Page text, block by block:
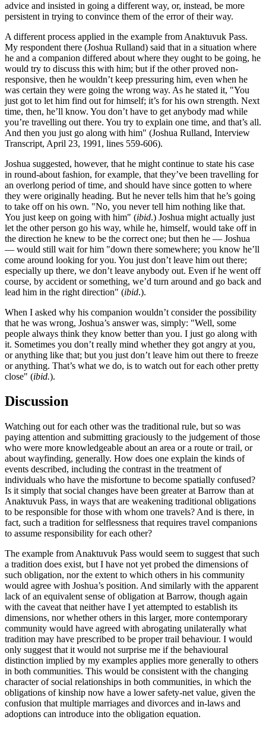
advice and insisted in going a different way, or, instead, be more
persistent in trying to convince them of the error of their way.
A different process applied in the example from Anaktuvuk Pass.
My respondent there (Joshua Rulland) said that in a situation where
he and a companion differed about where they ought to be going, he
would try to discuss this with him; but if the other proved non-
responsive, then he wouldn’t keep pressuring him, even when he
was certain they were going the wrong way. As he stated it, "You
just got to let him find out for himself; it’s for his own strength. Next
time, then, he’ll know. You don’t have to get anybody mad while
you’re travelling out there. You try to explain one time, and that’s all.
And then you just go along with him" (Joshua Rulland, Interview
Transcript, April 23, 1991, lines 559-606).
Joshua suggested, however, that he might continue to state his case
in round-about fashion, for example, that they’ve been travelling for
an overlong period of time, and should have since gotten to where
they were originally heading. But he never tells him that he’s going
to take off on his own. "No, you never tell him nothing like that.
You just keep on going with him" (ibid.) Joshua might actually just
let the other person go his way, while he, himself, would take off in
the direction he knew to be the correct one; but then he — Joshua
— would still wait for him "down there somewhere; you know he’ll
come around looking for you. You just don’t leave him out there;
especially up there, we don’t leave anybody out. Even if he went off
course, by accident or something, we’d turn around and go back and
lead him in the right direction" (ibid.).
When I asked why his companion wouldn’t consider the possibility
that he was wrong, Joshua’s answer was, simply: "Well, some
people always think they know better than you. I just go along with
it. Sometimes you don’t really mind whether they got angry at you,
or anything like that; but you just don’t leave him out there to freeze
or anything. That’s what we do, is to watch out for each other pretty
close" (ibid.).
Discussion
Watching out for each other was the traditional rule, but so was
paying attention and submitting graciously to the judgement of those
who were more knowledgeable about an area or a route or trail, or
about wayfinding, generally. How does one explain the kinds of
events described, including the contrast in the treatment of
individuals who have the misfortune to become spatially confused?
Is it simply that social changes have been greater at Barrow than at
Anaktuvuk Pass, in ways that are weakening traditional obligations
to be responsible for those with whom one travels? And is there, in
fact, such a tradition for selflessness that requires travel companions
to assume responsibility for each other?
The example from Anaktuvuk Pass would seem to suggest that such
a tradition does exist, but I have not yet probed the dimensions of
such obligation, nor the extent to which others in his community
would agree with Joshua’s position. And similarly with the apparent
lack of an equivalent sense of obligation at Barrow, though again
with the caveat that neither have I yet attempted to establish its
dimensions, nor whether others in this larger, more contemporary
community would have agreed with abrogating unilaterally what
tradition may have prescribed to be proper trail behaviour. I would
only suggest that it would not surprise me if the behavioural
distinction implied by my examples applies more generally to others
in both communities. This would be consistent with the changing
character of social relationships in both communities, in which the
obligations of kinship now have a lower safety-net value, given the
confusion that multiple marriages and divorces and in-laws and
adoptions can introduce into the obligation equation.